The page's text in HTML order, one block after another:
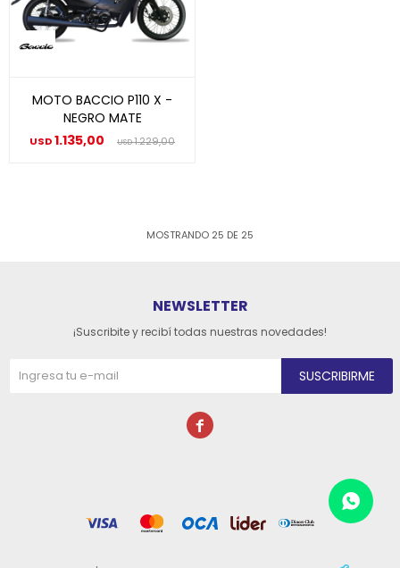
MOTO BACCIO P110 X -
NEGRO MATE
USD1.135,00 USD1.229,00
MOSTRANDO 25 DE 25
NEWSLETTER
¡Suscribite y recibí todas nuestras novedades!
SUSCRIBIRME
